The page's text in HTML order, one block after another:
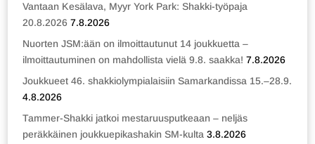
Vantaan Kesälava, Myyr York Park: Shakki-työpaja
20.8.2026 7.8.2026
Nuorten JSM:ään on ilmoittautunut 14 joukkuetta –
ilmoittautuminen on mahdollista vielä 9.8. saakka! 7.8.2026
Joukkueet 46. shakkiolympialaisiin Samarkandissa 15.–28.9.
4.8.2026
Tammer-Shakki jatkoi mestaruusputkeaan – neljäs
peräkkäinen joukkuepikashakin SM-kulta 3.8.2026